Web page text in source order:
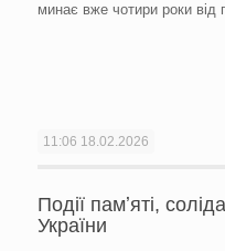
минає вже чотири роки від
11:06 18.02.2026
Події памʼяті,
України